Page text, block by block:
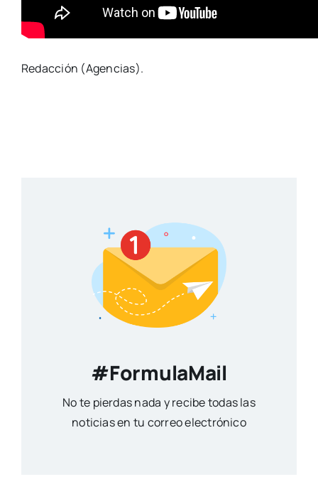
Redacción (Agencias).
#FormulaMail
No te pierdas nada y recibe todas las
noticias en tu correo electrónico